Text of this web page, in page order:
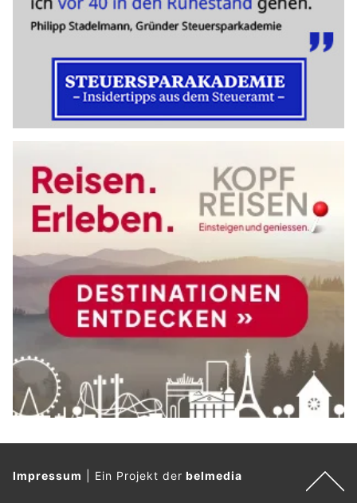
Impressum Ein Projekt derbelmedia